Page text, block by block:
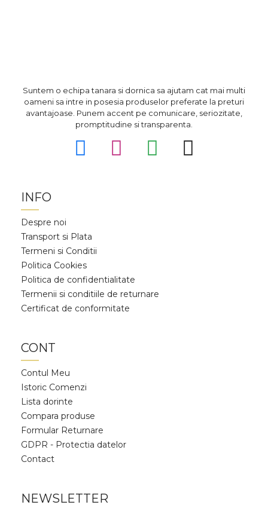
Suntem o echipa tanara si dornica sa ajutam cat mai multi
oameni sa intre in posesia produselor preferate la preturi
avantajoase. Punem accent pe comunicare, seriozitate,
promptitudine si transparenta.
INFO
Despre noi
Transport si Plata
Termeni si Conditii
Politica Cookies
Politica de confidentialitate
Termenii si conditiile de returnare
Certificat de conformitate
CONT
Contul Meu
Istoric Comenzi
Lista dorinte
Compara produse
Formular Returnare
GDPR - Protectia datelor
Contact
NEWSLETTER